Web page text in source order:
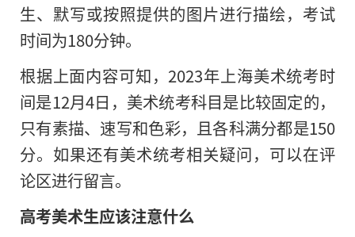
生、默写或按照提供的图片进行描绘，考试
时间为180分钟。
根据上面内容可知，2023年上海美术统考时
间是12月4日，美术统考科目是比较固定的，
只有素描、速写和色彩，且各科满分都是150
分。如果还有美术统考相关疑问，可以在评
论区进行留言。
高考美术生应该注意什么